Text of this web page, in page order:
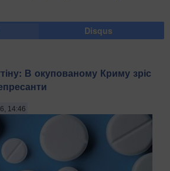
Disqus
В окупованому Криму зріс
14:46